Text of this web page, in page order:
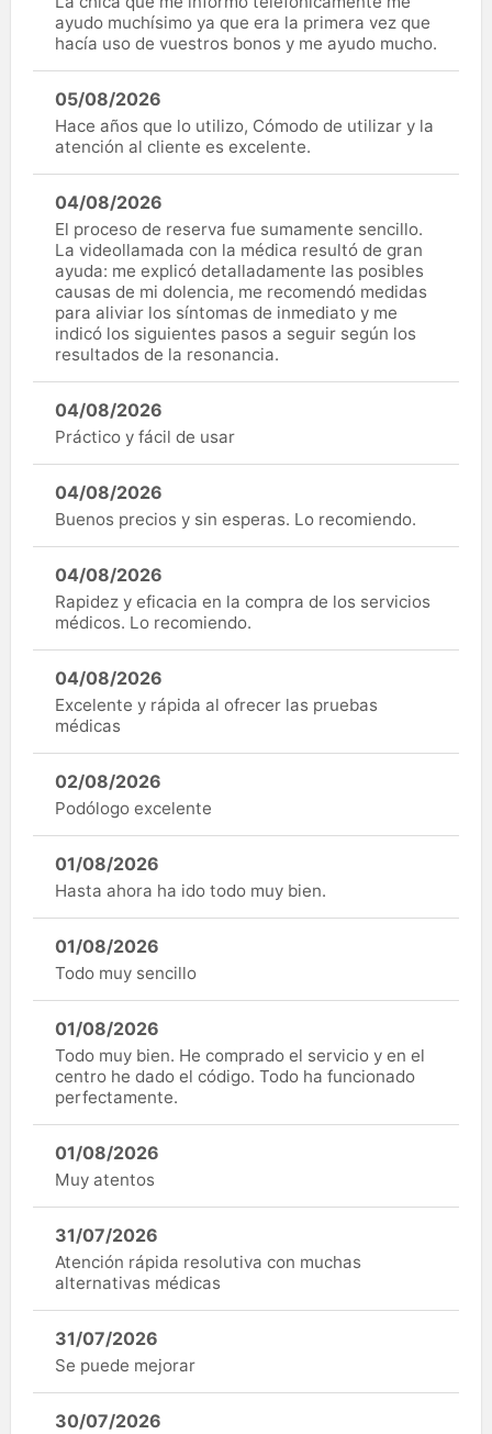
ayudo muchísimo ya que era la primera vez que
hacía uso de vuestros bonos y me ayudo mucho.
05/08/2026
Hace años que lo utilizo, Cómodo de utilizar y la
atención al cliente es excelente.
04/08/2026
El proceso de reserva fue sumamente sencillo.
La videollamada con la médica resultó de gran
ayuda: me explicó detalladamente las posibles
causas de mi dolencia, me recomendó medidas
para aliviar los síntomas de inmediato y me
indicó los siguientes pasos a seguir según los
resultados de la resonancia.
04/08/2026
Práctico y fácil de usar
04/08/2026
Buenos precios y sin esperas. Lo recomiendo.
04/08/2026
Rapidez y eficacia en la compra de los servicios
médicos. Lo recomiendo.
04/08/2026
Excelente y rápida al ofrecer las pruebas
médicas
02/08/2026
Podólogo excelente
01/08/2026
Hasta ahora ha ido todo muy bien.
01/08/2026
Todo muy sencillo
01/08/2026
Todo muy bien. He comprado el servicio y en el
centro he dado el código. Todo ha funcionado
perfectamente.
01/08/2026
Muy atentos
31/07/2026
Atención rápida resolutiva con muchas
alternativas médicas
31/07/2026
Se puede mejorar
30/07/2026